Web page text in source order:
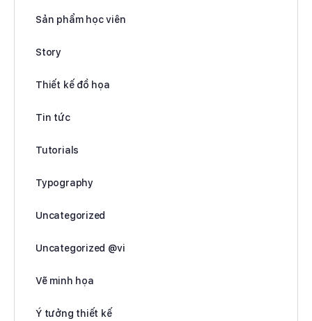
Sản phẩm học viên
Story
Thiết kế đồ họa
Tin tức
Tutorials
Typography
Uncategorized
Uncategorized @vi
Vẽ minh họa
Ý tưởng thiết kế